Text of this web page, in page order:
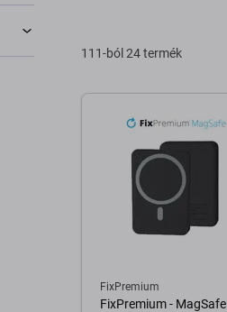
111-ból 24 termék
FixPremium
FixPremium - MagSafe